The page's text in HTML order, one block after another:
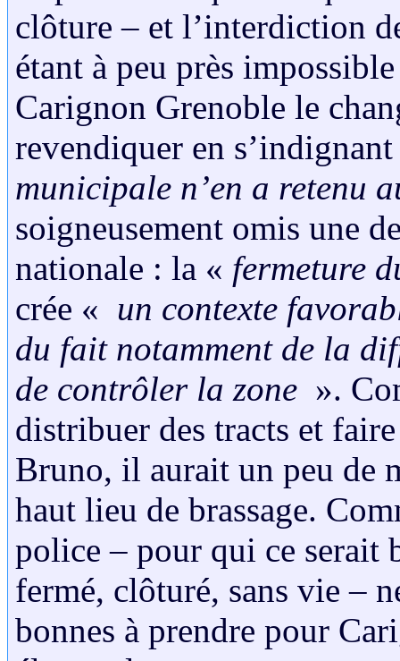
clôture – et l’interdiction
étant à peu près
Carignon Grenoble le
revendiquer en
municipale n’en a retenu
soigneusement omis une
nationale : la « fermeture
crée « un contexte
du fait notamment de la
de contrôler la zone ».
distribuer des tracts et
Bruno, il aurait un peu de
haut lieu de brassage.
police – pour qui ce serait
fermé, clôturé, sans vie –
bonnes à prendre pour